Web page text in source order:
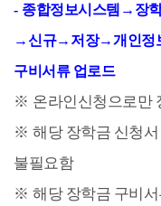
- 종합정보시스템 → 장
→신규→ 저장→개인정
구비서류 업로드
※ 온라인신청으로만
※ 해당 장학금 신청
불필요함
※ 해당 장학금 구비